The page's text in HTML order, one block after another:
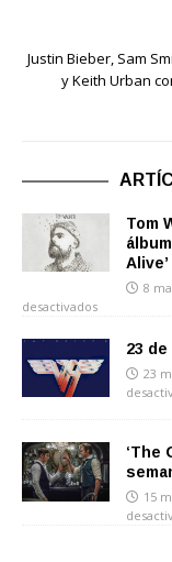
Justin Bieber, Sam
y Keith Urban
Tom
Alive’
8
desactivados
23 de
23
‘The
15